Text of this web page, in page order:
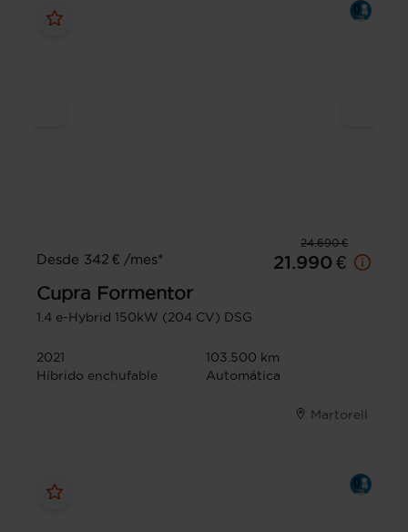
24.690 €
Desde 342 € /mes*
21.990 €
Cupra Formentor
1.4 e-Hybrid 150kW (204 CV) DSG
2021
103.500 km
Híbrido enchufable
Automática
Martorell